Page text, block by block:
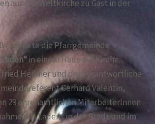
aus der Weltkirche zu Gast in der
eröffnete die Pfarrgemeinde
in einem Haus der Kirche.
Heilmer und der Verantwortliche
Gerhard Valentin,
29 ehrenamtlichen Mitarbeiterlnnen
des Ladens in der Stadt und im